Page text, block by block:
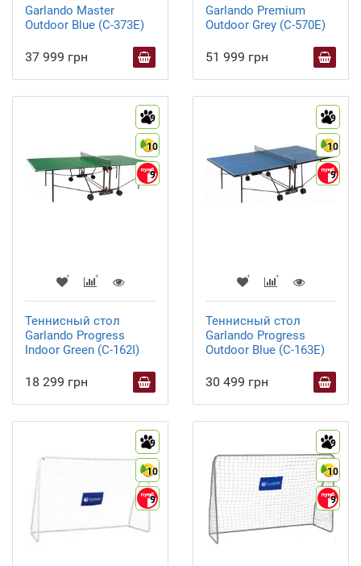
Garlando Master
Outdoor Blue (C-373E)
37 999 грн
Garlando Premium
Outdoor Grey (C-570E)
51 999 грн
9
10
9
Теннисный стол
Garlando Progress
Indoor Green (C-162I)
18 299 грн
9
10
9
Теннисный стол
Garlando Progress
Outdoor Blue (C-163E)
30 499 грн
9
10
9
9
10
9